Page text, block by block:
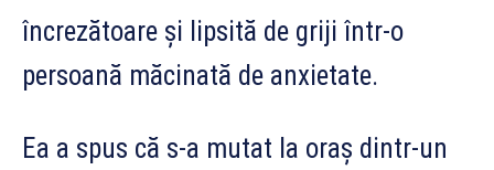
încrezătoare și lipsită de griji într-o
persoană măcinată de anxietate.
Ea a spus că s-a mutat la oraș dintr-un